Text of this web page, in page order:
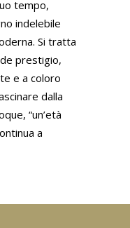
tempo,
indelebile
Si tratta
prestigio,
e a coloro
dalla
“un’età
a